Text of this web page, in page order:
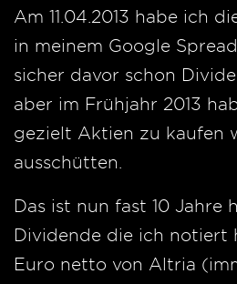
Am 11.04.2013 habe ich
in meinem Google
sicher davor schon
aber im Frühjahr 2013
gezielt Aktien zu kaufen
ausschütten.
Das ist nun fast 10 Jahre
Dividende die ich notiert
Euro netto von Altria